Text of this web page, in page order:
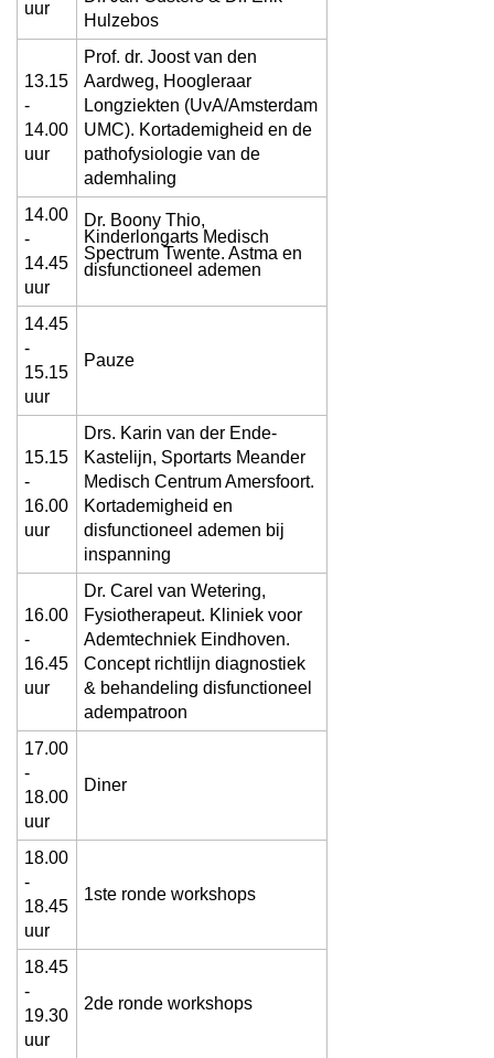
uur
Hulzebos
13.15
-
14.00
uur
Prof. dr. Joost van den
Aardweg, Hoogleraar
Longziekten (UvA/Amsterdam
UMC). Kortademigheid en de
pathofysiologie van de
ademhaling
14.00
-
14.45
uur
Dr. Boony Thio,
Kinderlongarts Medisch
Spectrum Twente. Astma en
disfunctioneel ademen
14.45
-
15.15
uur
Pauze
15.15
-
16.00
uur
Drs. Karin van der Ende-
Kastelijn, Sportarts Meander
Medisch Centrum Amersfoort.
Kortademigheid en
disfunctioneel ademen bij
inspanning
16.00
-
16.45
uur
Dr. Carel van Wetering,
Fysiotherapeut. Kliniek voor
Ademtechniek Eindhoven.
Concept richtlijn diagnostiek
& behandeling disfunctioneel
adempatroon
17.00
-
18.00
uur
Diner
18.00
-
18.45
uur
1ste ronde workshops
18.45
-
19.30
uur
2de ronde workshops